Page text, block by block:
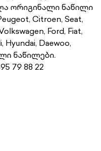
ორიგინალი ნაწილი
Citroen, Seat,
Ford, Fiat,
Hyundai, Daewoo,
ნაწილები.
79 88 22